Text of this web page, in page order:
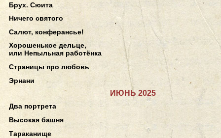
Брух. Сюита
Ничего святого
Салют, конферансье!
Хорошенькое дельце,
или Непыльная работёнка
Страницы про любовь
Эрнани
ИЮНЬ 2025
Два портрета
Высокая башня
Тараканище